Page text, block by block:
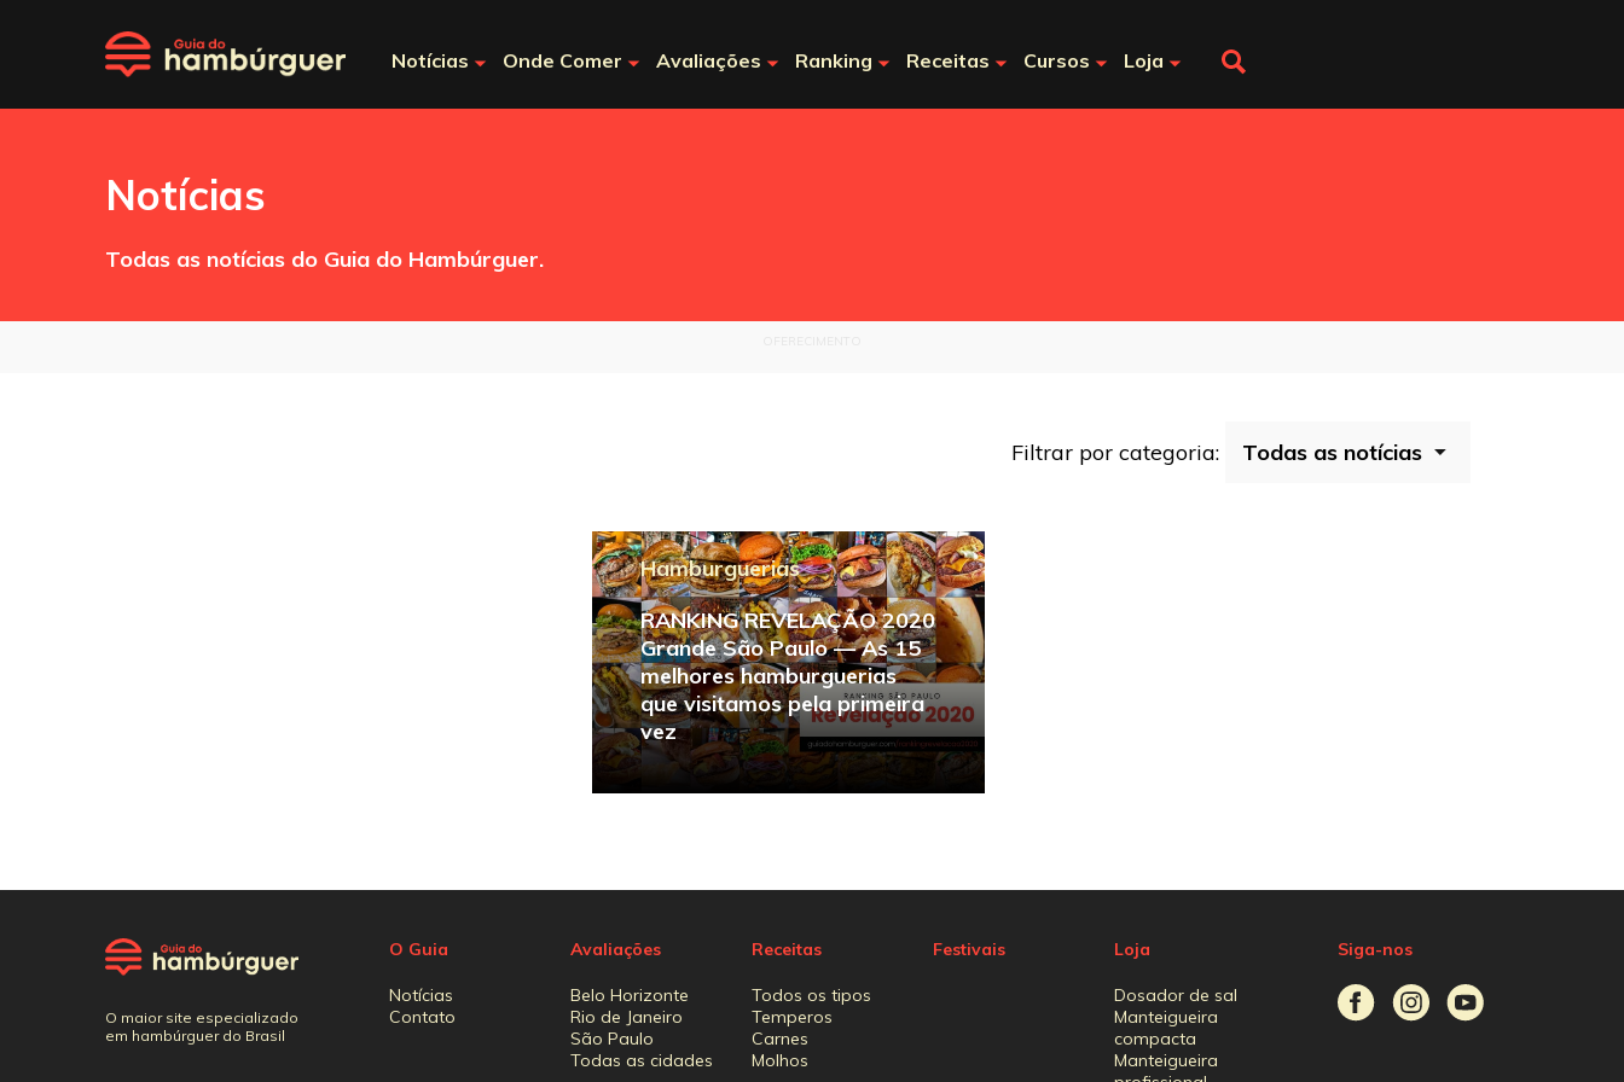
Notícias Onde Comer Avaliações Ranking Receitas Cursos Loja
Notícias
Todas as notícias do Guia do Hambúrguer.
Filtrar por categoria:
Hamburguerias
RANKING REVELAÇÃO 2020
Grande São Paulo — As 15
melhores hamburguerias
que visitamos pela primeira
vez
O maior site especializado
em hambúrguer do Brasil
O Guia
Notícias
Contato
Avaliações
Belo Horizonte
Rio de Janeiro
São Paulo
Todas as cidades
Receitas
Todos os tipos
Temperos
Carnes
Molhos
Festivais Loja
Dosador de sal
Manteigueira
compacta
Manteigueira
Siga-nos